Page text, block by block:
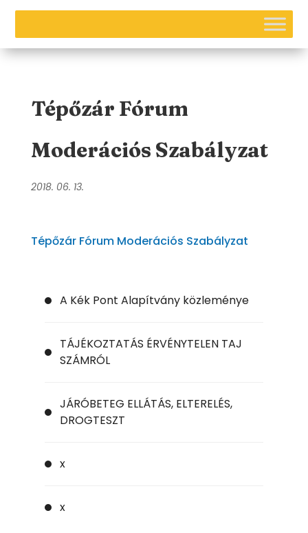
Tépőzár Fórum
Moderációs Szabályzat
2018. 06. 13.
Tépőzár Fórum Moderációs Szabályzat
A Kék Pont Alapítvány közleménye
TÁJÉKOZTATÁS ÉRVÉNYTELEN TAJ
SZÁMRÓL
JÁRÓBETEG ELLÁTÁS, ELTERELÉS,
DROGTESZT
x
x